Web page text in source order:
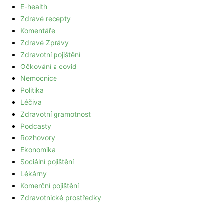
E-health
Zdravé recepty
Komentáře
Zdravé Zprávy
Zdravotní pojištění
Očkování a covid
Nemocnice
Politika
Léčiva
Zdravotní gramotnost
Podcasty
Rozhovory
Ekonomika
Sociální pojištění
Lékárny
Komerční pojištění
Zdravotnické prostředky